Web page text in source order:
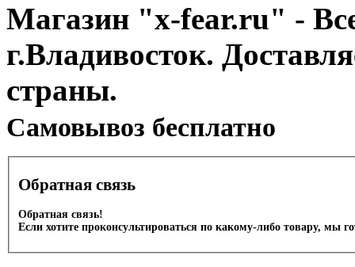
Магазин "x-fear.ru" -
г.Владивосток.
страны.
Cамовывоз бесплатно
Обратная связь
Обратная связь!
Если хотите проконсультироваться по какому-либо товару, мы